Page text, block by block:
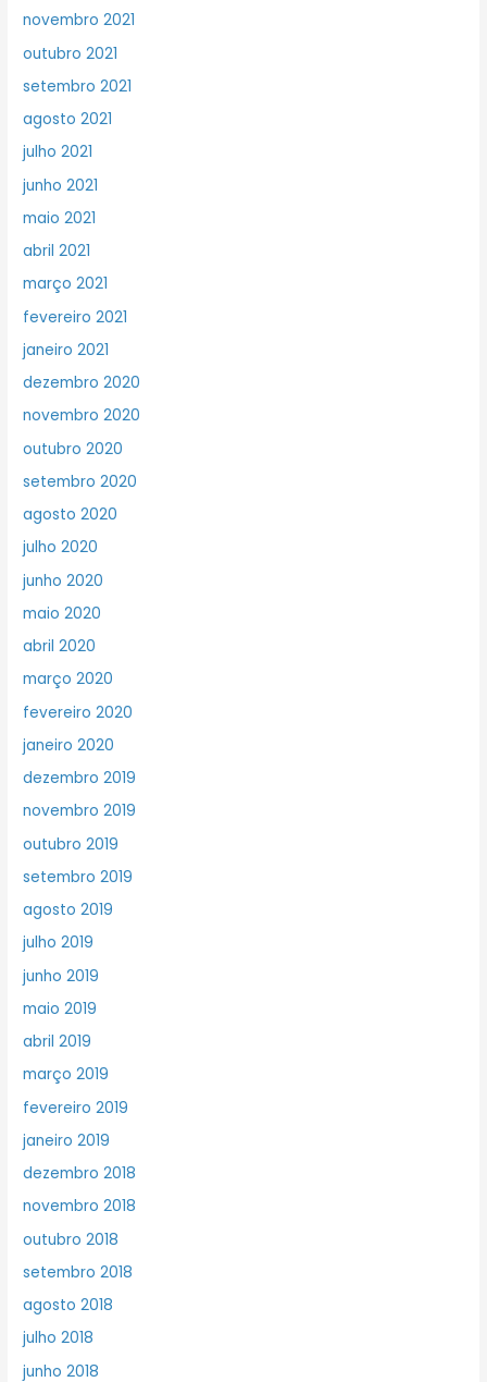
novembro 2021
outubro 2021
setembro 2021
agosto 2021
julho 2021
junho 2021
maio 2021
abril 2021
março 2021
fevereiro 2021
janeiro 2021
dezembro 2020
novembro 2020
outubro 2020
setembro 2020
agosto 2020
julho 2020
junho 2020
maio 2020
abril 2020
março 2020
fevereiro 2020
janeiro 2020
dezembro 2019
novembro 2019
outubro 2019
setembro 2019
agosto 2019
julho 2019
junho 2019
maio 2019
abril 2019
março 2019
fevereiro 2019
janeiro 2019
dezembro 2018
novembro 2018
outubro 2018
setembro 2018
agosto 2018
julho 2018
junho 2018